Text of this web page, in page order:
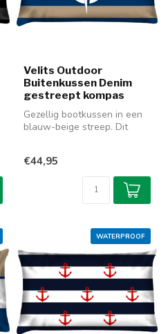
Velits Outdoor
Buitenkussen Denim
gestreept kompas
Gezellig bootkussen in een
blauw-beige streep. Dit
€44,95
WATERPROOF